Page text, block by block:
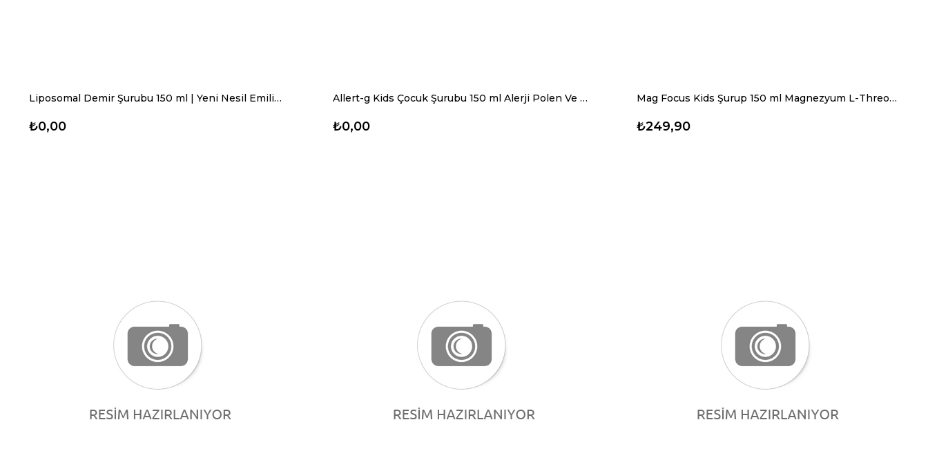
Liposomal Demir Şurubu 150 ml | Yeni Nesil Emilim – Çocuklar İçin Vişne Aromalı Demir Desteği
₺0,00
Allert-g Kids Çocuk Şurubu 150 ml Alerji Polen Ve Gıda Alerjisi Destekleyici Şurup-alerji Şurubu
₺0,00
Mag Focus Kids Şurup 150 ml Magnezyum L-Threonate Odaklanma İçin Çocuk Magnezyum Şurubu
₺249,90